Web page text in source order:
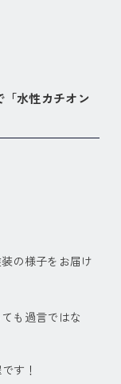
「水性カチオン
の様子をお届け
も過言ではな
す！